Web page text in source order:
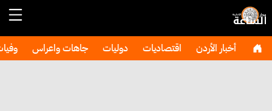
أخبار الأردن اقتصاديات دوليات جاهات واعراس